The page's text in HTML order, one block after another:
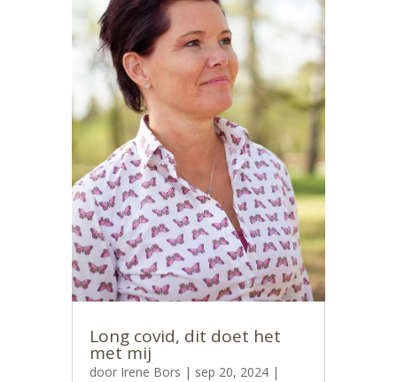
Long covid, dit doet het
met mij
door Irene Bors | sep 20, 2024|